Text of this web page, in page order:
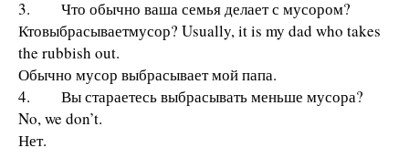
3. Что обычно ваша семья делает с мусором?
Ктовыбрасываетмусор? Usually, it is my dad who takes
the rubbish out.
Обычно мусор выбрасывает мой папа.
4. Вы стараетесь выбрасывать меньше мусора?
No, we don’t.
Нет.